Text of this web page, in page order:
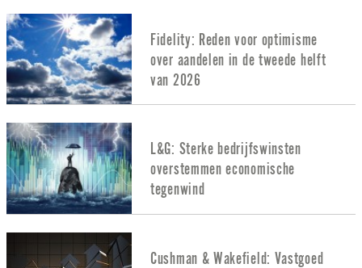
Fidelity: Reden voor optimisme
over aandelen in de tweede helft
van 2026
L&G: Sterke bedrijfswinsten
overstemmen economische
tegenwind
Cushman & Wakefield: Vastgoed